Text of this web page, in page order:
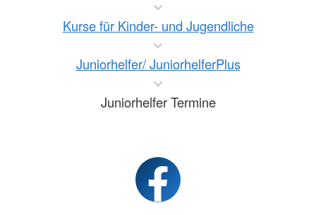
Kurse für Kinder- und Jugendliche
Juniorhelfer/ JuniorhelferPlus
Juniorhelfer Termine